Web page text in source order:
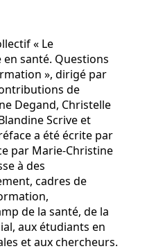
« Le
santé. Questions
», dirigé par
de
Degand, Christelle
Scrive et
a été écrite par
par Marie-Christine
à des
cadres de
de la santé, de la
aux étudiants en
et aux chercheurs.